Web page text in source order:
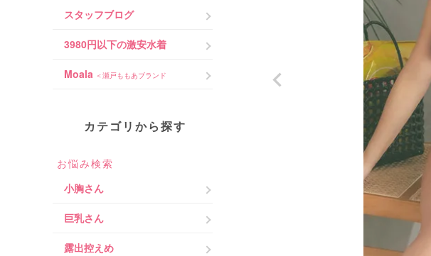
スタッフブログ
3980円以下の激安水着
Moala ＜瀬戸ももあブランド
カテゴリから探す
お悩み検索
小胸さん
巨乳さん
露出控えめ